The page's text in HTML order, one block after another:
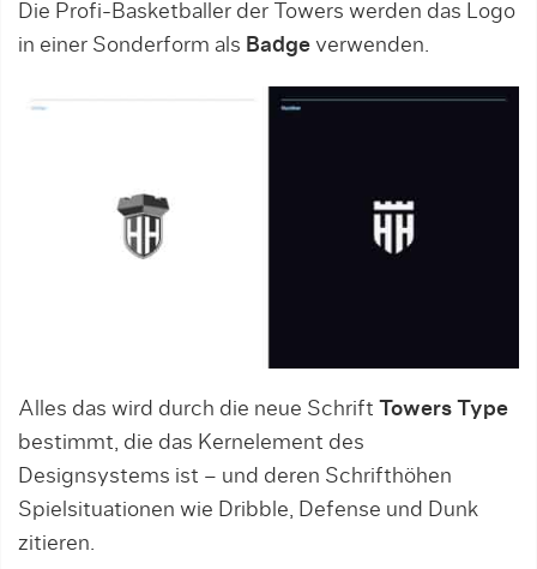
Die Profi-Basketballer der Towers werden das Logo
in einer Sonderform als Badge verwenden.
Alles das wird durch die neue Schrift
Towers Type
bestimmt, die das Kernelement des
Designsystems ist – und deren Schrifthöhen
Spielsituationen wie Dribble, Defense und Dunk
zitieren.